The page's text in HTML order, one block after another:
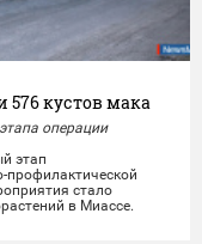
576 кустов мака
операции
этап
профилактической
стало
в Миассе.
с